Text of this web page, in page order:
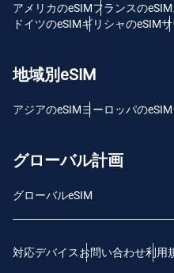
アメリカのeSIMフランスのeSIM
ドイツのeSIMギリシャのeSIM
地域別eSIM
アジアのeSIMヨーロッパのeSIM
グローバル計画
グローバルeSIM
対応デバイスお問い合わせ利用